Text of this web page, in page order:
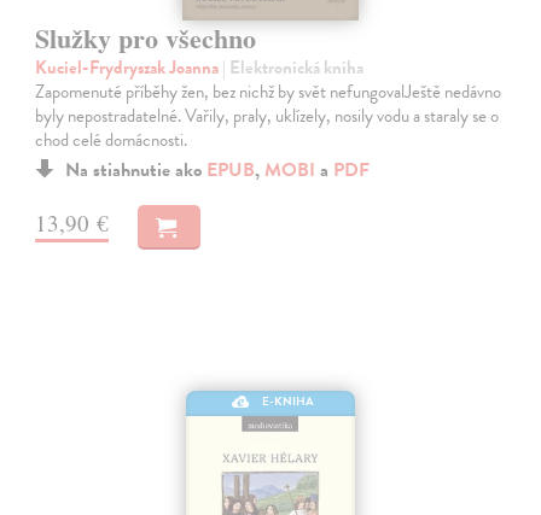
Služky pro všechno
Kuciel-Frydryszak Joanna| Elektronická kniha
Zapomenuté příběhy žen, bez nichž by svět nefungovalJeště nedávno
byly nepostradatelné. Vařily, praly, uklízely, nosily vodu a staraly se o
chod celé domácnosti.
Na stiahnutie ako EPUB, MOBI a PDF
13,90 €
E-KNIHA